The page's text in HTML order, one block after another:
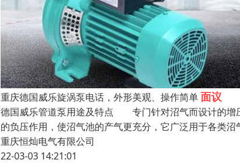
重庆德国威乐旋涡泵电话，外形美观、操作简单面议
德国威乐管道泵用途及特点 专门针对沼气而设计的增
的负压作用，使沼气池的产气更充分，它广泛用于各
重庆恒灿电气有限公司
22-03-03 14:21:01